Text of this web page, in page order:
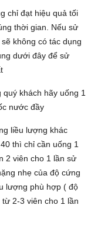
chỉ đạt hiệu quả tối
thời gian. Nếu sử
không có tác dụng
dưới đây để sử
khách hãy uống 1
nước đầy
liều lượng khác
thì chỉ cần uống 1
2 viên cho 1 lần sử
nhẹ của độ cứng
lượng phù hợp ( độ
2-3 viên cho 1 lần